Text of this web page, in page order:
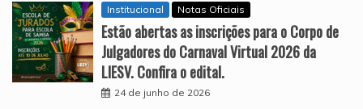
Institucional Notas Oficiais
Estão abertas as inscrições para o Corpo de
Julgadores do Carnaval Virtual 2026 da
LIESV. Confira o edital.
24 de junho de 2026